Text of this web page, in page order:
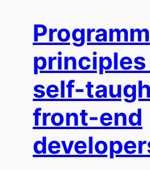
self-
front-end